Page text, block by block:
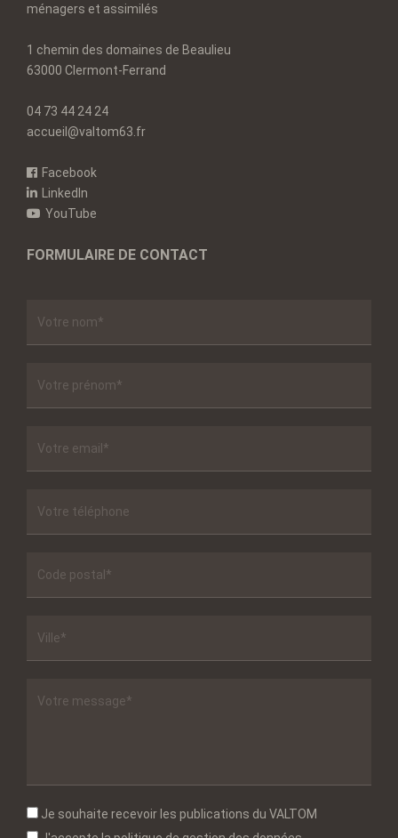
ménagers et assimilés
1 chemin des domaines de Beaulieu
63000 Clermont-Ferrand
04 73 44 24 24
accueil@valtom63.fr
Facebook
LinkedIn
YouTube
FORMULAIRE DE CONTACT
Je souhaite recevoir les publications du VALTOM